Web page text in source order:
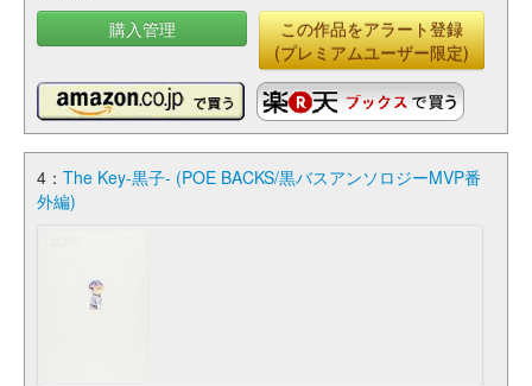
購入管理
この作品をアラート登録
(プレミアムユーザー限定)
4： The Key-黒子- (POE BACKS/黒バスアンソロジーMVP番
外編)